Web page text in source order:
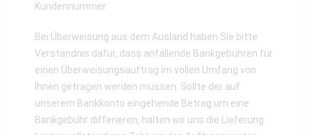
Kundennummer
Bei Überweisung aus dem Ausland haben Sie bitte
Verständnis dafür, dass anfallende Bankgebühren für
einen Überweisungsauftrag im vollen Umfang von
Ihnen getragen werden müssen. Sollte der auf
unserem Bankkonto eingehende Betrag um eine
Bankgebühr differieren, halten wir uns die Lieferung